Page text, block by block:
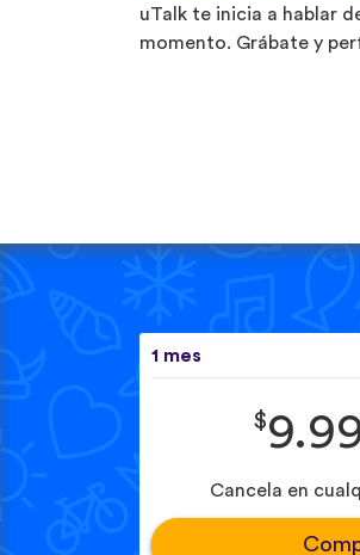
uTalk te inicia a hablar
momento. Grábate y
1 mes
$
Cancela en